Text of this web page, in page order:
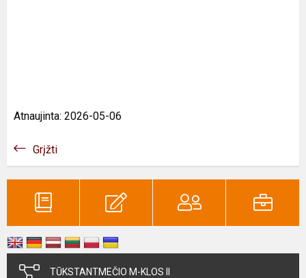
Atnaujinta: 2026-05-06
Grįžti
TŪKSTANTMEČIO M-KLOS II